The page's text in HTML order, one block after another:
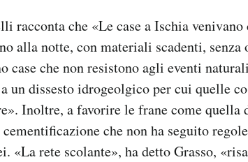
racconta che «Le case a Ischia
alla notte, con materiali scadenti, senza
case che non resistono agli eventi
un dissesto idrogeolgico per cui quelle
Inoltre, a favorire le frane come quella
che non ha seguito
«La rete scolante», ha detto Grasso,